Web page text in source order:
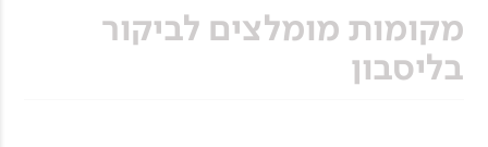
מקומות מומלצים לביקור
בליסבון